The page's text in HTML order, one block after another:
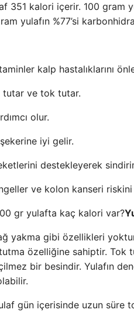
351 kalori içerir. 100 gram
yulafın %77’si
kalp hastalıklarını
tutar ve tok tutar.
olur.
iyi gelir.
destekleyerek
ve kolon kanseri riskini
yakma gibi özellikleri
özelliğine sahiptir. Tok
bir besindir. Yulafın
gün içerisinde uzun süre